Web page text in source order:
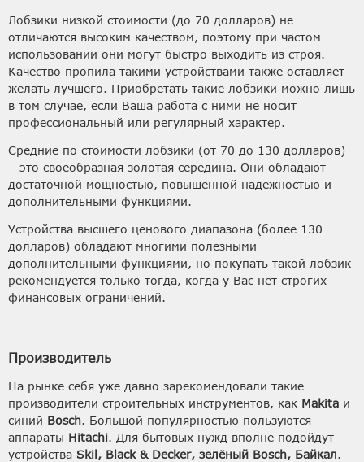
Лобзики низкой стоимости (до 70 долларов) не
отличаются высоким качеством, поэтому при частом
использовании они могут быстро выходить из строя.
Качество пропила такими устройствами также оставляет
желать лучшего. Приобретать такие лобзики можно лишь
в том случае, если Ваша работа с ними не носит
профессиональный или регулярный характер.
Средние по стоимости лобзики (от 70 до 130 долларов)
– это своеобразная золотая середина. Они обладают
достаточной мощностью, повышенной надежностью и
дополнительными функциями.
Устройства высшего ценового диапазона (более 130
долларов) обладают многими полезными
дополнительными функциями, но покупать такой лобзик
рекомендуется только тогда, когда у Вас нет строгих
финансовых ограничений.
Производитель
На рынке себя уже давно зарекомендовали такие
производители строительных инструментов, как Makita и
синий Bosch. Большой популярностью пользуются
аппараты Hitachi. Для бытовых нужд вполне подойдут
устройства Skil, Black & Decker, зелёный Bosch, Байкал.